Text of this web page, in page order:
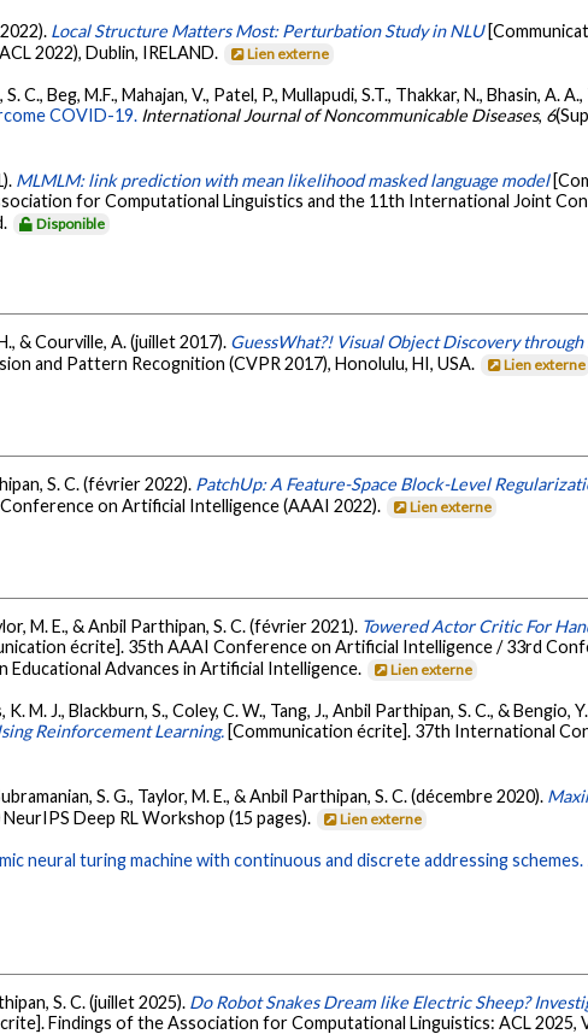
Local Structure Matters Most: Perturbation Study in NLU
2022), Dublin, IRELAND.
Lien externe
C., Beg, M.F., Mahajan, V., Patel, P., Mullapudi, S.T., Thakkar, N., Bhasin, A. A.,
COVID-19. International Journal of Noncommunicable Diseases, 6
MLMLM: link prediction with mean likelihood masked language model
for Computational Linguistics and the 11th International Joint
Disponible
& Courville, A. (juillet 2017). GuessWhat?! Visual Object Discovery
and Pattern Recognition (CVPR 2017), Honolulu, HI, USA. Lien externe
S. C. (février 2022). PatchUp: A Feature-Space Block-Level
on Artificial Intelligence (AAAI 2022). Lien externe
M. E., & Anbil Parthipan, S. C. (février 2021). Towered Actor Critic For
écrite]. 35th AAAI Conference on Artificial Intelligence / 33rd
Advances in Artificial Intelligence.
Lien externe
M. J., Blackburn, S., Coley, C. W., Tang, J., Anbil Parthipan, S. C., & Bengio,
Reinforcement Learning. [Communication écrite]. 37th International
S. G., Taylor, M. E., & Anbil Parthipan, S. C. (décembre 2020).
Deep RL Workshop (15 pages). Lien externe
neural turing machine with continuous and discrete addressing schemes.
S. C. (juillet 2025). Do Robot Snakes Dream like Electric Sheep?
Findings of the Association for Computational Linguistics: ACL 2025,